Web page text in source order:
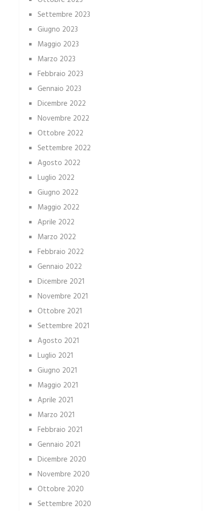
Settembre 2023
Giugno 2023
Maggio 2023
Marzo 2023
Febbraio 2023
Gennaio 2023
Dicembre 2022
Novembre 2022
Ottobre 2022
Settembre 2022
Agosto 2022
Luglio 2022
Giugno 2022
Maggio 2022
Aprile 2022
Marzo 2022
Febbraio 2022
Gennaio 2022
Dicembre 2021
Novembre 2021
Ottobre 2021
Settembre 2021
Agosto 2021
Luglio 2021
Giugno 2021
Maggio 2021
Aprile 2021
Marzo 2021
Febbraio 2021
Gennaio 2021
Dicembre 2020
Novembre 2020
Ottobre 2020
Settembre 2020